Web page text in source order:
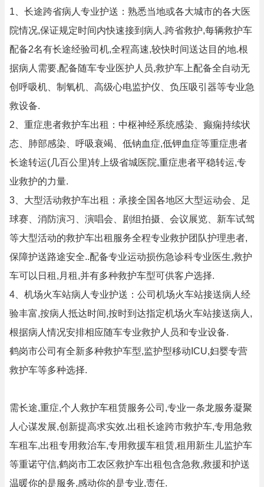
1、长途跨省病人专业护送：熟悉当地或各大城市的各大医
院情况,保证规定时间内快速接到病人.跨省救护,每辆救护车
配备2名有长途经验司机,全程高速,较快时间送达目的地.根
据病人需要,配备随车专业医护人员,救护车上配备全自动无
创呼吸机、制氧机、高级心电监护仪、负压吸引器等专业急
救设备.
2、重症患者救护车出租：中枢神经系统感染、癫痫持续状
态、肺部感染、呼吸衰竭、低钠血症,低钾血症等重症患者
长途转运(几百公里)转上级省城医院,重症患者平稳转运,专
业救护的力量.
3、大型活动救护车出租：承接全国各地区大型运动会、足
球赛、消防演习、演唱会、剧组拍摄、会议展览、新车试驾
等大型活动的救护车出租服务全程专业救护团队护理患者,
保障护送路途安全..配备专业运动损伤急诊科专业医生,救护
车可以日租,月租,并有多种救护车型可供客户选择.
4、机场火车站病人专业护送：公司机场火车站接送病人经
验丰富,按病人抵达时间,按时到达指定机场火车站接送病人,
根据病人情况安排相应随车专业救护人员和专业设备.
鹤岗市公司有全新多种救护车型,监护型移动ICU,妇婴专营
救护车等多种选择.
需长途,重症,个人救护车租赁服务公司,专业一条龙服务凝聚
人心谋发展,创新提高求实效.出租长途跨市救护车,专用急救
车租车,出租专用救治车,专用救援车租赁,租用新生儿监护车
等重诺守信,鹤岗市工农区救护车出租包含急救,救援和护送
温暖你的是服务,感动你的是专业,责任.